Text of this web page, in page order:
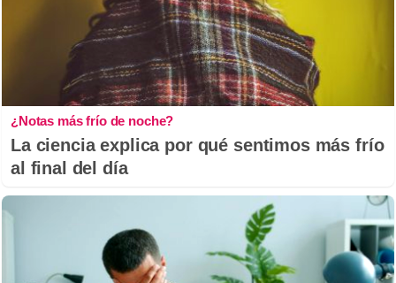
¿Notas más frío de noche?
La ciencia explica por qué sentimos más frío
al final del día